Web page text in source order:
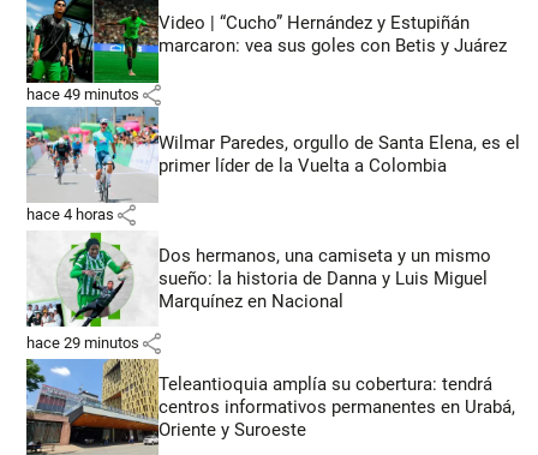
Video | “Cucho” Hernández y Estupiñán
marcaron: vea sus goles con Betis y Juárez
hace 49 minutos share
Wilmar Paredes, orgullo de Santa Elena, es el
primer líder de la Vuelta a Colombia
hace 4 horas share
Dos hermanos, una camiseta y un mismo
sueño: la historia de Danna y Luis Miguel
Marquínez en Nacional
hace 29 minutos share
Teleantioquia amplía su cobertura: tendrá
centros informativos permanentes en Urabá,
Oriente y Suroeste